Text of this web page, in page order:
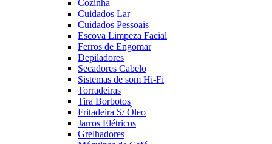
Cozinha
Cuidados Lar
Cuidados Pessoais
Escova Limpeza Facial
Ferros de Engomar
Depiladores
Secadores Cabelo
Sistemas de som Hi-Fi
Torradeiras
Tira Borbotos
Fritadeira S/ Óleo
Jarros Elétricos
Grelhadores